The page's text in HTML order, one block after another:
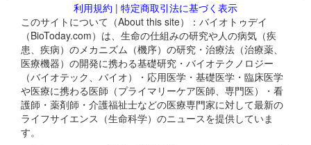
利用規約 | 特定商取引法に基づく表示
このサイトについて（About this site）：バイオトゥデイ
（BioToday.com）は、生命の仕組みの研究や人の病気（疾
患、疾病）のメカニズム（機序）の研究・治療法（治療薬、
医療機器）の開発に携わる基礎研究・バイオテクノロジー
（バイオテック、バイオ）・応用医学・基礎医学・臨床医学
や医療に携わる医師（プライマリーケア医師、専門医）・看
護師・薬剤師・介護福祉士などの医療専門家に対して最新の
ライフサイエンス（生命科学）のニュースを提供していま
す。